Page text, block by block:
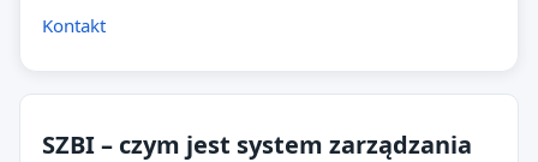
Kontakt
SZBI – czym jest system zarządzania